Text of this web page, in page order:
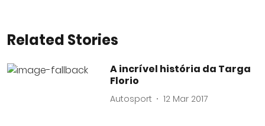
Related Stories
A incrível história da Targa
Florio
Autosport 12 Mar 2017